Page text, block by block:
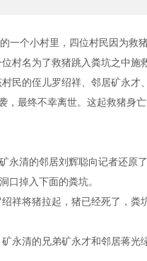
一个小村里，四位村民因为救
村名为了救猪跳入粪坑之中施
民的侄儿罗绍祥、邻居矿永才
，最终不幸离世。这起救猪身
永清的邻居刘辉聪向记者还原
口掉入下面的粪坑。
祥将猪拉起，猪已经死了，粪
永清的兄弟矿永才和邻居蒋光